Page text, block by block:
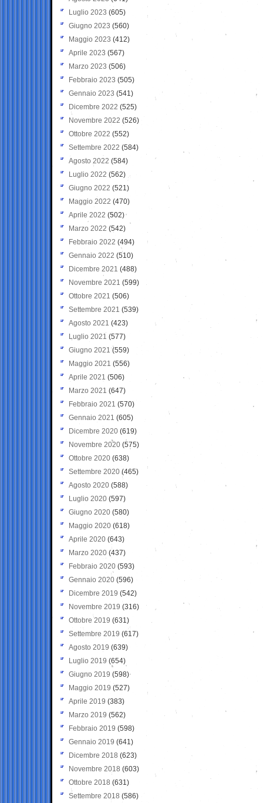
Luglio 2023 (605)
Giugno 2023 (560)
Maggio 2023 (412)
Aprile 2023 (567)
Marzo 2023 (506)
Febbraio 2023 (505)
Gennaio 2023 (541)
Dicembre 2022 (525)
Novembre 2022 (526)
Ottobre 2022 (552)
Settembre 2022 (584)
Agosto 2022 (584)
Luglio 2022 (562)
Giugno 2022 (521)
Maggio 2022 (470)
Aprile 2022 (502)
Marzo 2022 (542)
Febbraio 2022 (494)
Gennaio 2022 (510)
Dicembre 2021 (488)
Novembre 2021 (599)
Ottobre 2021 (506)
Settembre 2021 (539)
Agosto 2021 (423)
Luglio 2021 (577)
Giugno 2021(559)
Maggio 2021 (556)
Aprile 2021 (506)
Marzo 2021 (647)
Febbraio 2021 (570)
Gennaio 2021 (605)
Dicembre 2020 (619)
Novembre 2020 (575)
Ottobre 2020 (638)
Settembre 2020(465)
Agosto 2020 (588)
Luglio 2020 (597)
Giugno 2020 (580)
Maggio 2020 (618)
Aprile 2020 (643)
Marzo 2020 (437)
Febbraio 2020 (593)
Gennaio 2020 (596)
Dicembre 2019 (542)
Novembre 2019 (316)
Ottobre 2019 (631)
Settembre 2019 (617)
Agosto 2019 (639)
Luglio 2019 (654)
Giugno 2019 (598)
Maggio 2019 (527)
Aprile 2019 (383)
Marzo 2019 (562)
Febbraio 2019 (598)
Gennaio 2019 (641)
Dicembre 2018 (623)
Novembre 2018 (603)
Ottobre 2018 (631)
Settembre 2018 (586)